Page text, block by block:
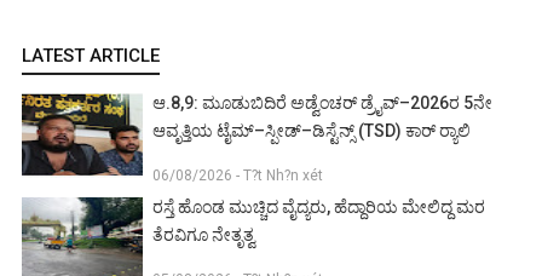
LATEST ARTICLE
ಆ.8,9: ಮೂಡುಬಿದಿರೆ ಅಡ್ವೆಂಚರ್ ಡ್ರೈವ್–2026ರ 5ನೇ
ಆವೃತ್ತಿಯ ಟೈಮ್–ಸ್ಪೀಡ್–ಡಿಸ್ಟೆನ್ಸ್ (TSD) ಕಾರ್ ರ‍್ಯಾಲಿ
06/08/2026 - T?t Nh?n xét
ರಸ್ತೆ ಹೊಂಡ ಮುಚ್ಚಿದ ವೈದ್ಯರು, ಹೆದ್ದಾರಿಯ ಮೇಲಿದ್ದ ಮರ
ತೆರವಿಗೂ ನೇತೃತ್ವ